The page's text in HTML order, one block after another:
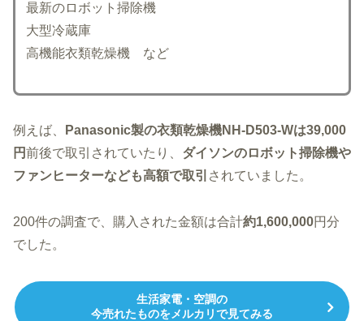
最新のロボット掃除機
大型冷蔵庫
高機能衣類乾燥機 など
例えば、
Panasonic製の衣類乾燥機NH-D503-Wは39,000
円前後で取引されていたり、 ダイソンのロボット掃除機や
ファンヒーターなども高額で取引 されていました。
200件の調査で、購入された金額は合計約1,600,000円分
でした。
生活家電・空調の
今売れたものをメルカリで見てみる